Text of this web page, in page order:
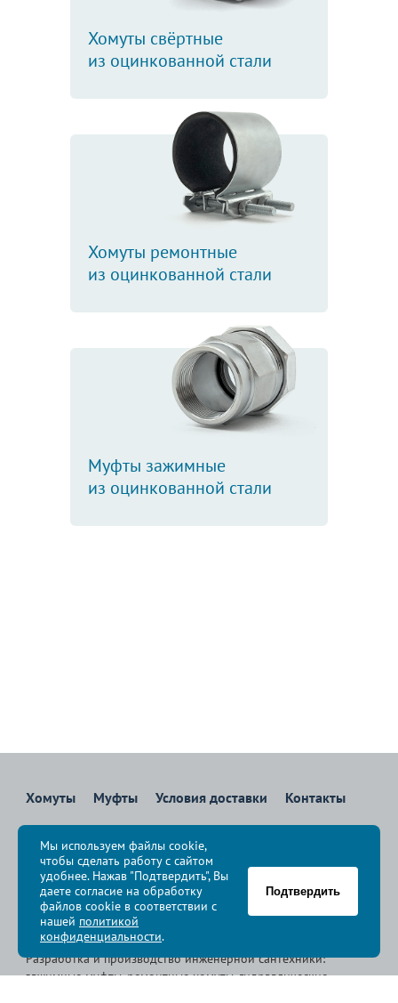
Хомуты свёртные
из оцинкованной стали
Хомуты ремонтные
из оцинкованной стали
Муфты зажимные
из оцинкованной стали
Хомуты Муфты Условия доставки Контакты
8 800 700-83-36
Звоните бесплатно с 08:00 до 17:00 по Москве
политика конфиденциальности
© Группа компаний « », 2009-2026
Разработка и производство инженерной сантехники:
зажимные муфты, ремонтные хомуты, гидравлические
Мы используем файлы cookie,
чтобы сделать работу с сайтом
удобнее. Нажав "Подтвердить", Вы
даете согласие на обработку
файлов cookie в соответствии с
нашей политикой
конфиденциальности.
Подтвердить